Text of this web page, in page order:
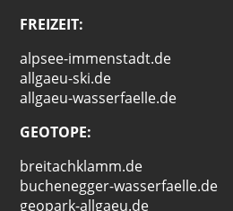
FREIZEIT:
alpsee-immenstadt.de
allgaeu-ski.de
allgaeu-wasserfaelle.de
GEOTOPE:
breitachklamm.de
buchenegger-wasserfaelle.de
geopark-allgaeu.de